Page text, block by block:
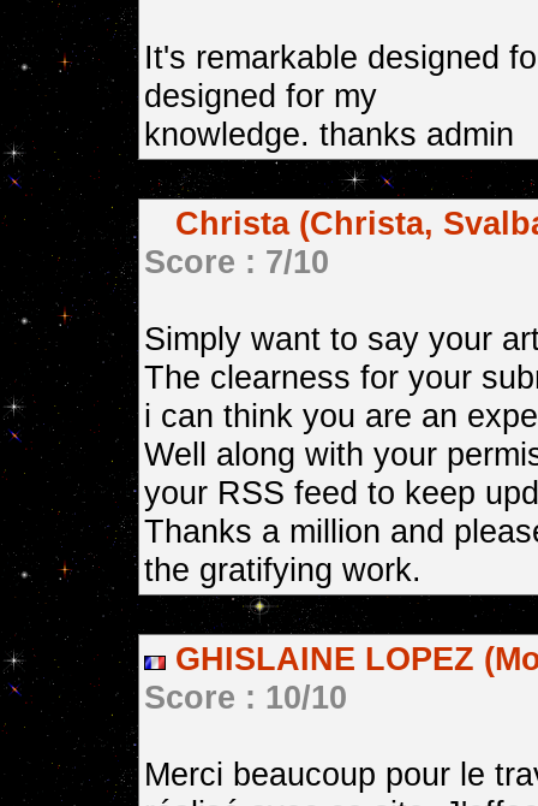
It's remarkable designed
designed for my
knowledge. thanks admin
Christa (Christa,
Score : 7/10
Simply want to say your
The clearness for your
i can think you are an
Well along with your
your RSS feed to keep
Thanks a million and
the gratifying work.
GHISLAINE LOPEZ
Score : 10/10
Merci beaucoup pour le